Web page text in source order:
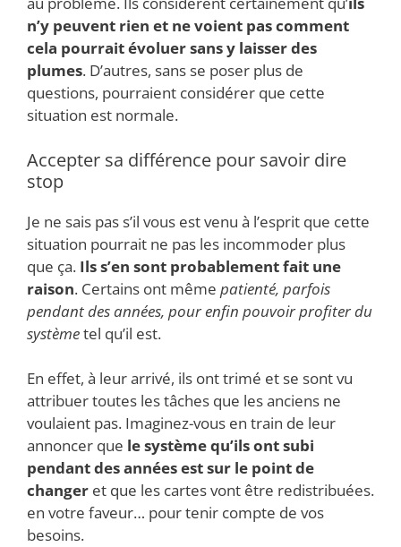
n’y peuvent rien et ne voient pas comment
cela pourrait évoluer sans y laisser des
plumes. D’autres, sans se poser plus de
questions, pourraient considérer que cette
situation est normale.
Accepter sa différence pour savoir dire
stop
Je ne sais pas s’il vous est venu à l’esprit que cette
situation pourrait ne pas les incommoder plus
que ça. Ils s’en sont probablement fait une
raison. Certains ont même patienté, parfois
pendant des années, pour enfin pouvoir profiter du
systèmetel qu’il est.
En effet, à leur arrivé, ils ont trimé et se sont vu
attribuer toutes les tâches que les anciens ne
voulaient pas. Imaginez-vous en train de leur
annoncer que le système qu’ils ont subi
pendant des années est sur le point de
changer et que les cartes vont être redistribuées.
en votre faveur… pour tenir compte de vos
besoins.